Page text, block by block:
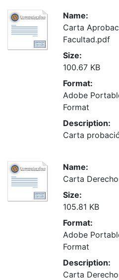
Name:
Carta
Facultad.pdf
Size:
100.67 KB
Format:
Adobe
Format
Description:
Carta
Name:
Carta
Size:
105.81 KB
Format:
Adobe
Format
Description:
Carta